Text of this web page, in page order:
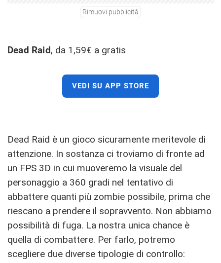
Rimuovi pubblicità
Dead Raid, da 1,59€ a gratis
VEDI SU APP STORE
Dead Raid è un gioco sicuramente meritevole di
attenzione. In sostanza ci troviamo di fronte ad
un FPS 3D in cui muoveremo la visuale del
personaggio a 360 gradi nel tentativo di
abbattere quanti più zombie possibile, prima che
riescano a prendere il sopravvento. Non abbiamo
possibilità di fuga. La nostra unica chance è
quella di combattere. Per farlo, potremo
scegliere due diverse tipologie di controllo: